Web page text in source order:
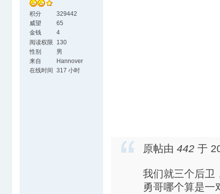
积分
329442
威望
65
金钱
4
阅读权限
130
性别
男
来自
Hannover
在线时间
317 小时
原帖由 442 于
我们就三个后卫
勇哥哪个算是一